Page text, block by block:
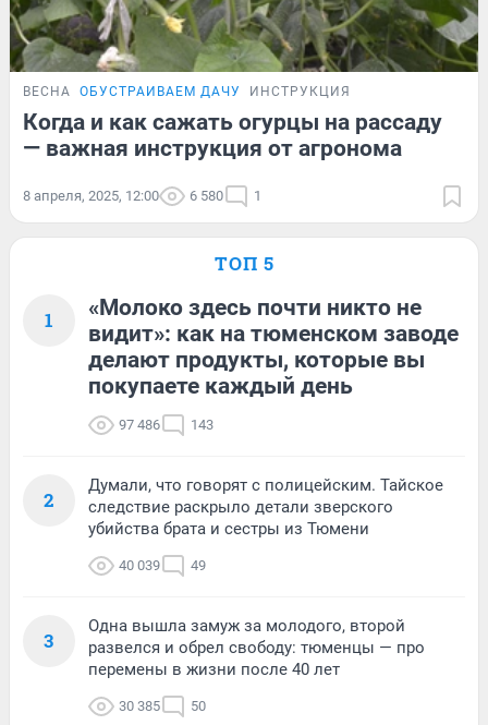
ВЕСНА ОБУСТРАИВАЕМ ДАЧУ ИНСТРУКЦИЯ
Когда и как сажать огурцы на рассаду
— важная инструкция от агронома
8 апреля, 2025, 12:00 6 580 1
ТОП 5
1
«Молоко здесь почти никто не
видит»: как на тюменском заводе
делают продукты, которые вы
покупаете каждый день
97 486 143
2
Думали, что говорят с полицейским. Тайское
следствие раскрыло детали зверского
убийства брата и сестры из Тюмени
40 039 49
3
Одна вышла замуж за молодого, второй
развелся и обрел свободу: тюменцы — про
перемены в жизни после 40 лет
30 385 50